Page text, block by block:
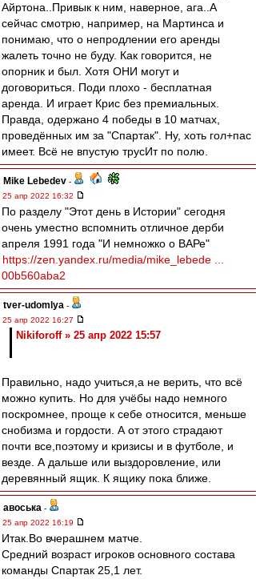
Айртона..Привык к ним, наверное, ага..А
сейчас смотрю, например, на Мартинса и
понимаю, что о непродлении его аренды
жалеть точно не буду. Как говорится, не
опорник и был. Хотя ОНИ могут и
договориться. Поди плохо - бесплатная
аренда. И играет Крис без премиальных.
Правда, одержано 4 победы в 10 матчах,
проведённых им за "Спартак". Ну, хоть гол+пас
имеет. Всё не впустую трусИт по полю.
Mike Lebedev -
25 апр 2022 16:32
По разделу "Этот день в Истории" сегодня
очень уместно вспомнить отличное дерби
апреля 1991 года "И немножко о ВАРе"
https://zen.yandex.ru/media/mike_lebede ...
00b560aba2
tver-udomlya -
25 апр 2022 16:27
Nikiforoff » 25 апр 2022 15:57
Правильно, надо учиться,а не верить, что всё
можно купить. Но для учёбы надо немного
поскромнее, проще к себе относится, меньше
снобизма и гордости. А от этого страдают
почти все,поэтому и кризисы и в футболе, и
везде. А дальше или выздоровление, или
деревянный ящик. К ящику пока ближе.
авоська -
25 апр 2022 16:19
Итак.Во вчерашнем матче.
Средний возраст игроков основного состава
команды Спартак 25,1 лет.